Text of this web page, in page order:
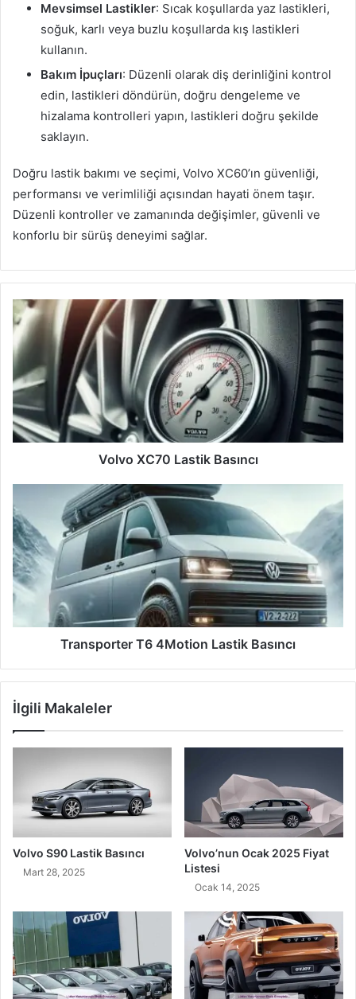
Mevsimsel Lastikler: Sıcak koşullarda yaz lastikleri,
soğuk, karlı veya buzlu koşullarda kış lastikleri
kullanın.
Bakım İpuçları: Düzenli olarak diş derinliğini kontrol
edin, lastikleri döndürün, doğru dengeleme ve
hizalama kontrolleri yapın, lastikleri doğru şekilde
saklayın.
Doğru lastik bakımı ve seçimi, Volvo XC60’ın güvenliği,
performansı ve verimliliği açısından hayati önem taşır.
Düzenli kontroller ve zamanında değişimler, güvenli ve
konforlu bir sürüş deneyimi sağlar.
Volvo
XC70
Lastik
Basıncı
Volvo XC70 Lastik Basıncı
T6
4Motion
Lastik
Basıncı
Transporter T6 4Motion Lastik Basıncı
İlgili Makaleler
Volvo S90 Lastik Basıncı
Mart 28, 2025
Volvo’nun Ocak 2025 Fiyat
Listesi
Ocak 14, 2025